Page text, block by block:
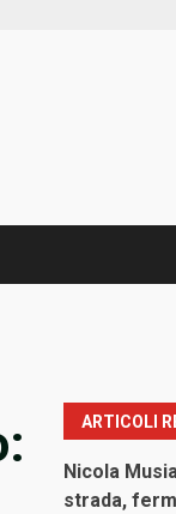
ARTICOLI
Nicola
strada,